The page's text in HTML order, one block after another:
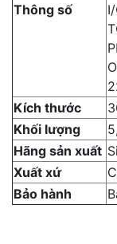
Thông số
Kích thước
Khối lượng
Hãng sản xuất
Xuất xứ
Bảo hành